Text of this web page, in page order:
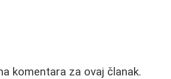
komentara za ovaj članak.